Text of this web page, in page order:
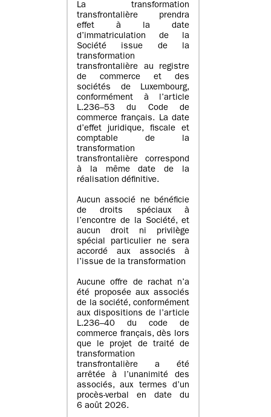
La transformation
transfrontalière prendra
effet à la date
d’immatriculation de la
Société issue de la
transformation
transfrontalière au registre
de commerce et des
sociétés de Luxembourg,
conformément à l’article
L.236–53 du Code de
commerce français. La date
d’effet juridique, fiscale et
comptable de la
transformation
transfrontalière correspond
à la même date de la
réalisation définitive.
Aucun associé ne bénéficie
de droits spéciaux à
l’encontre de la Société, et
aucun droit ni privilège
spécial particulier ne sera
accordé aux associés à
l’issue de la transformation
Aucune offre de rachat n’a
été proposée aux associés
de la société, conformément
aux dispositions de l’article
L.236–40 du code de
commerce français, dès lors
que le projet de traité de
transformation
transfrontalière a été
arrêtée à l’unanimité des
associés, aux termes d’un
procès-verbal en date du
6 août 2026.